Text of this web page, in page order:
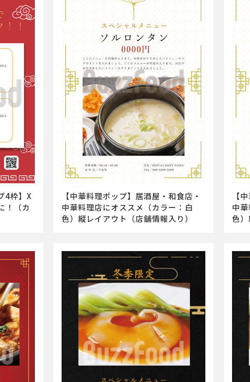
4枠】X
！（カ
【中華料理ポップ】居酒屋・和食店・
中華料理店にオススメ（カラー：白
色）縦レイアウト（店舗情報入り）
【
中
色